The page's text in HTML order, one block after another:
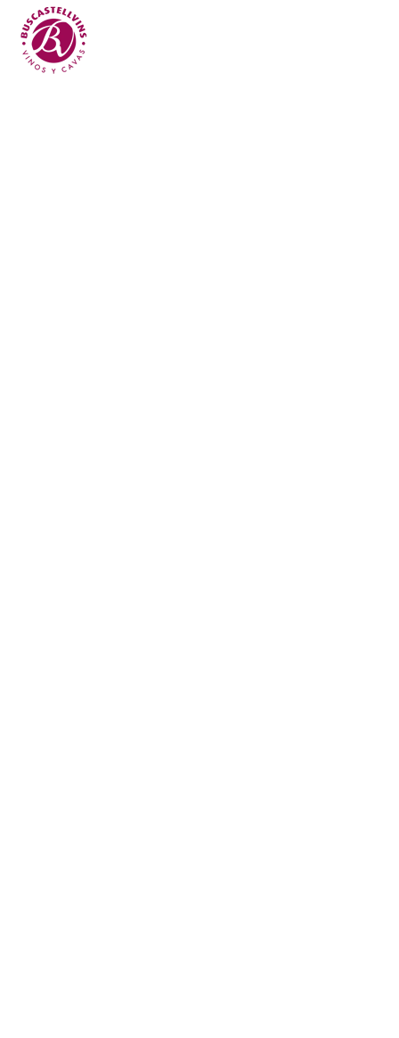
Skip to main content